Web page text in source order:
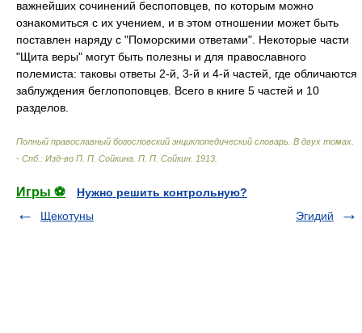
важнейших сочинений беспоповцев, по которым можно
ознакомиться с их учением, и в этом отношении может быть
поставлен наряду с "Поморскими ответами". Некоторые части
"Щита веры" могут быть полезны и для православного
полемиста: таковы ответы 2-й, 3-й и 4-й частей, где обличаются
заблуждения беглопоповцев. Всего в книге 5 частей и 10
разделов.
Полный православный богословский энциклопедический словарь. В двух томах.
- Спб.: Изд-во П. П. Сойкина П. П. Сойкин 1913
Игры ⚽
Нужно решить контрольную?
Щекотуны
Эгидий